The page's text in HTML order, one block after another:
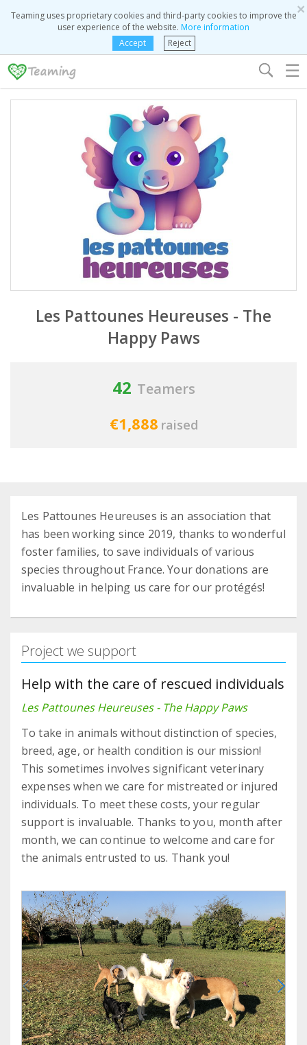
×
Teaming uses proprietary cookies and third-party cookies to improve the
user experience of the website. More information
Accept
Reject
☰
Les Pattounes Heureuses - The
Happy Paws
42 Teamers
€1,888 raised
Les Pattounes Heureuses is an association that
has been working since 2019, thanks to wonderful
foster families, to save individuals of various
species throughout France. Your donations are
invaluable in helping us care for our protégés!
Project we support
Help with the care of rescued individuals
Les Pattounes Heureuses - The Happy Paws
To take in animals without distinction of species,
breed, age, or health condition is our mission!
This sometimes involves significant veterinary
expenses when we care for mistreated or injured
individuals. To meet these costs, your regular
support is invaluable. Thanks to you, month after
month, we can continue to welcome and care for
the animals entrusted to us. Thank you!